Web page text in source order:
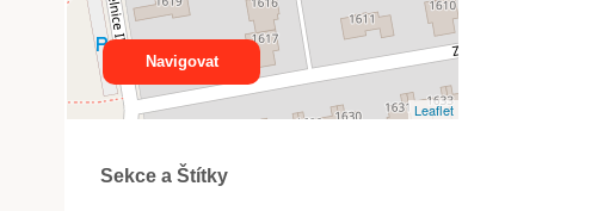
Leaflet
Navigovat
Sekce a Štítky